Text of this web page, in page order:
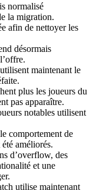
normalisé
la migration.
afin de nettoyer les
désormais
maintenant le
plus les joueurs du
pas apparaître.
notables utilisent
comportement de
améliorés.
d’overflow, des
et une
utilise maintenant